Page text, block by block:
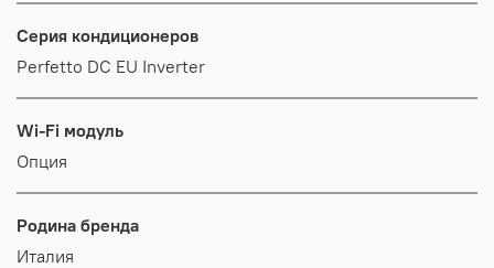
Серия кондиционеров
Perfetto DC EU Inverter
Wi-Fi модуль
Опция
Родина бренда
Италия